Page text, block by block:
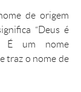
de origem
“Deus é
É um nome
traz o nome de